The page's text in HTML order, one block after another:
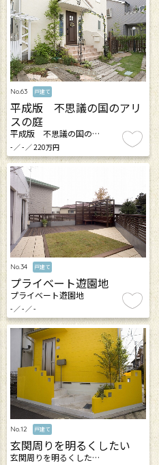
No.63 戸建て
平成版 不思議の国のアリ
スの庭
平成版 不思議の国の…
- ／ - ／ 220万円
No.34 戸建て
プライベート遊園地
プライベート遊園地
- ／ - ／ -
No.12 戸建て
玄関周りを明るくしたい
玄関周りを明るくした…